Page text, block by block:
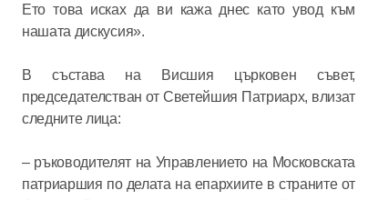
Ето това исках да ви кажа днес като увод към
нашата дискусия».
В състава на Висшия църковен съвет,
председателстван от Светейшия Патриарх, влизат
следните лица:
– ръководителят на Управлението на Московската
патриаршия по делата на епархиите в страните от